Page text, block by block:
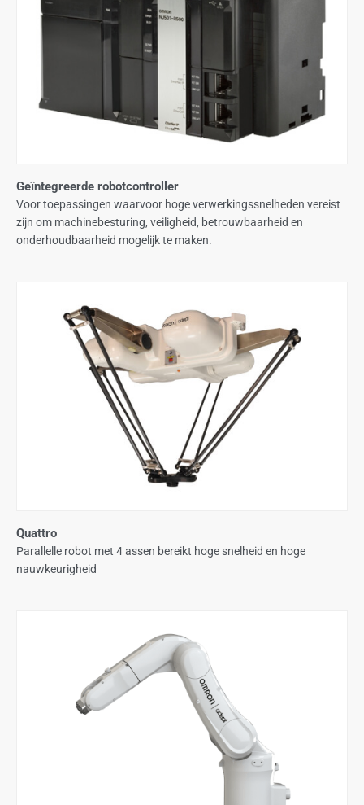
Geïntegreerde robotcontroller
Voor toepassingen waarvoor hoge verwerkingssnelheden vereist
zijn om machinebesturing, veiligheid, betrouwbaarheid en
onderhoudbaarheid mogelijk te maken.
Quattro
Parallelle robot met 4 assen bereikt hoge snelheid en hoge
nauwkeurigheid